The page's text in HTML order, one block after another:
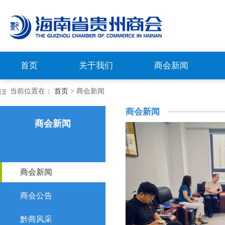
首页 关于我们 商会新闻
当前位置在： 首页 > 商会新闻
商会新闻
商会新闻
商会公告
黔商风采
商会新闻